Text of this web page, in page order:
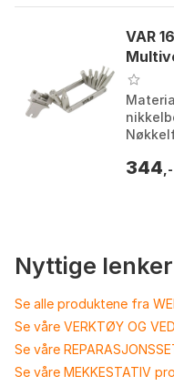
VAR
nøkkel.
344 ,-
Nyttige lenker
Se alle produktene fra
Se våre VERKTØY OG
Se våre
Se våre MEKKESTATIV